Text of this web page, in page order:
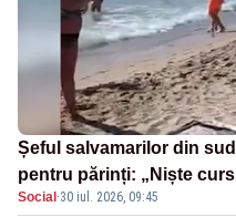
Șeful salvamarilor din
pentru părinți: „Niște
suficiente”
Social·30 iul. 2026, 09:45